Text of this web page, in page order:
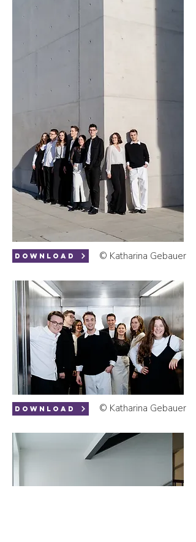
download © Katharina Gebauer
download © Katharina Gebauer